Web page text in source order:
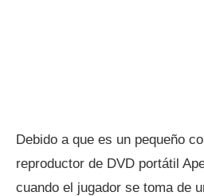
Debido a que es un pequeño
reproductor de DVD portátil
cuando el jugador se toma de